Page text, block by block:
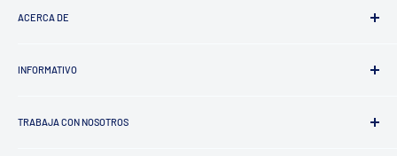
ACERCA DE
Trayectoria
INFORMATIVO
Aviso de Privacidad
TRABAJA CON NOSOTROS